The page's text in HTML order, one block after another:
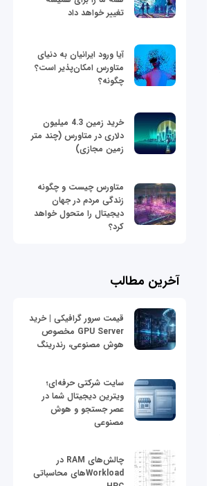
تغییر خواهد داد
آیا ورود ایرانیان به دنیای
متاورس امکان‌پذیر است؟
چگونه؟
خرید زمین 4.3 میلیون
دلاری در متاورس (چند متر
زمین مجازی)
متاورس چیست و چگونه
زندگی مردم در جهان
دیجیتال را متحول خواهد
کرد؟
آخرین مطالب
قیمت سرور گرافیکی | خرید
GPU Server مخصوص
هوش مصنوعی، رندرینگ
سایت شرکتی حرفه‌ای؛
ویترین دیجیتال شما در
عصر جستجو و هوش
مصنوعی
چالش‌های RAM در
Workloadهای محاسباتی